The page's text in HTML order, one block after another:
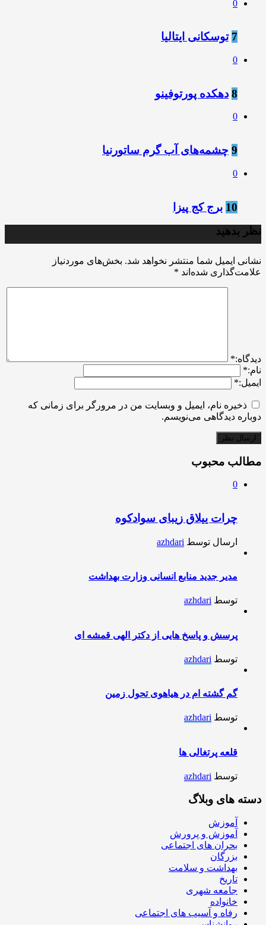
0
7 توسکانی ایتالیا
0
8 دهکده پورتوفینو
0
9 چشمه‌های آب گرم ساتورنیا
0
10 برج کج پیزا
نظر بدهید
نشانی ایمیل شما منتشر نخواهد شد. بخش‌های موردنیاز
علامت‌گذاری شده‌اند *
ديدگاه:*
نام:*
ایمیل:*
ذخیره نام، ایمیل و وبسایت من در مرورگر برای زمانی که
دوباره دیدگاهی می‌نویسم.
مطالب محبوب
0
چرات ییلاق زیبای سوادکوه
ارسال توسط azhdari
مدیر جدید منابع انسانی وزارت بهداشت
توسط azhdari
پرسش و پاسخ هایی از دکتر الهی قمشه ای
توسط azhdari
گم گشته ام در هیاهوی تحول زمین
توسط azhdari
قلعه پرتغالی ها
توسط azhdari
دسته های وبلاگ
آموزش
آموزش و پرورش
بحران های اجتماعی
بزرگان
بهداشت و سلامت
تاریخ
جامعه شهری
خانواده
رفاه و آسیب های اجتماعی